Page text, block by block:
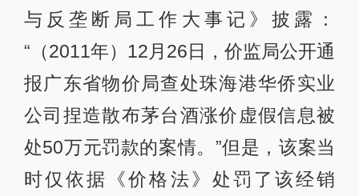
与反垄断局工作大事记》披露：
“（2011年）12月26日，价监局公开通
报广东省物价局查处珠海港华侨实业
公司捏造散布茅台酒涨价虚假信息被
处50万元罚款的案情。”但是，该案当
时仅依据《价格法》处罚了该经销